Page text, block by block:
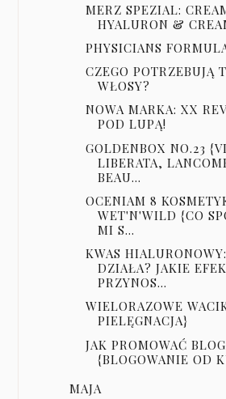
MERZ SPEZIAL:
HYALURON &
PHYSICIANS
CZEGO POTRZEBUJĄ
WŁOSY?
NOWA MARKA: XX
POD LUPĄ!
GOLDENBOX NO.23
LIBERATA,
BEAU...
OCENIAM 8
WET'N'WILD {CO
MI S...
KWAS
DZIAŁA? JAKIE
PRZYNOS...
WIELORAZOWE
PIELĘGNACJA}
JAK PROMOWAĆ
{BLOGOWANIE OD
MAJA